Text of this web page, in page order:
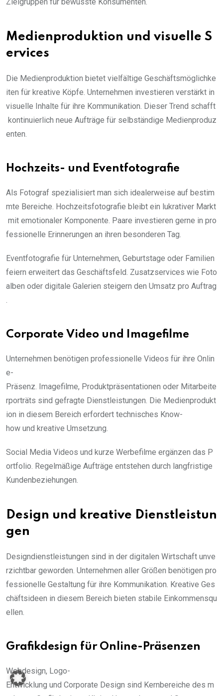
Medienproduktion und visuelle S
ervices
Die Medienproduktion bietet vielfältige Geschäftsmöglichke
iten für kreative Köpfe. Unternehmen investieren verstärkt in
visuelle Inhalte für ihre Kommunikation. Dieser Trend schafft
kontinuierlich neue Aufträge für selbständige Medienproduz
enten.
Hochzeits- und Eventfotografie
Als Fotograf spezialisiert man sich idealerweise auf bestim
mte Bereiche. Hochzeitsfotografie bleibt ein lukrativer Markt
mit emotionaler Komponente. Paare investieren gerne in pro
fessionelle Erinnerungen an ihren besonderen Tag.
Eventfotografie für Unternehmen, Geburtstage oder Familien
feiern erweitert das Geschäftsfeld. Zusatzservices wie Foto
alben oder digitale Galerien steigern den Umsatz pro Auftrag
.
Corporate Video und Imagefilme
Unternehmen benötigen professionelle Videos für ihre Onlin
e-
Präsenz. Imagefilme, Produktpräsentationen oder Mitarbeite
rporträts sind gefragte Dienstleistungen. Die Medienprodukt
ion in diesem Bereich erfordert technisches Know-
how und kreative Umsetzung.
Social Media Videos und kurze Werbefilme ergänzen das P
ortfolio. Regelmäßige Aufträge entstehen durch langfristige
Kundenbeziehungen.
Design und kreative Dienstleistun
gen
Designdienstleistungen sind in der digitalen Wirtschaft unve
rzichtbar geworden. Unternehmen aller Größen benötigen pro
fessionelle Gestaltung für ihre Kommunikation. Kreative Ges
chäftsideen in diesem Bereich bieten stabile Einkommensqu
ellen.
Grafikdesign für Online-Präsenzen
Webdesign, Logo-
Entwicklung und Corporate Design sind Kernbereiche des m